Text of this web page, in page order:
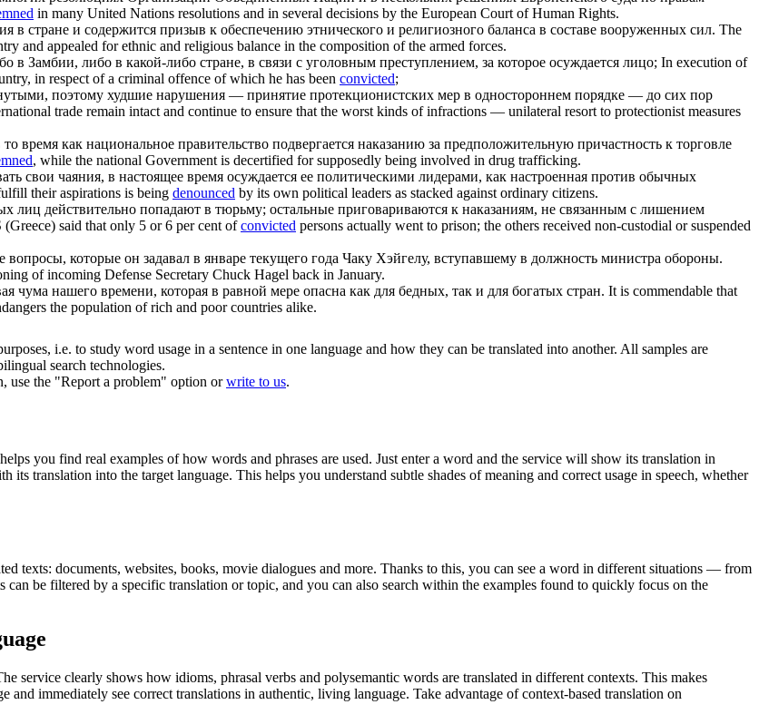
in many United Nations resolutions and in several decisions by the European Court of Human Rights.
в стране и содержится призыв к обеспечению этнического и религиозного баланса в составе вооруженных сил. The
and appealed for ethnic and religious balance in the composition of the armed forces.
в Замбии, либо в какой-либо стране, в связи с уголовным преступлением, за которое осуждается лицо; In execution of
in respect of a criminal offence of which he has been convicted;
поэтому худшие нарушения — принятие протекционистских мер в одностороннем порядке — до сих пор
trade remain intact and continue to ensure that the worst kinds of infractions — unilateral resort to protectionist measures
то время как национальное правительство подвергается наказанию за предположительную причастность к торговле
, while the national Government is decertified for supposedly being involved in drug trafficking.
свои чаяния, в настоящее время осуждается ее политическими лидерами, как настроенная против обычных
their aspirations is being denounced by its own political leaders as stacked against ordinary citizens.
действительно попадают в тюрьму; остальные приговариваются к наказаниям, не связанным с лишением
said that only 5 or 6 per cent ofconvicted persons actually went to prison; the others received non-custodial or suspended
вопросы, которые он задавал в январе текущего года Чаку Хэйгелу, вступавшему в должность министра обороны.
of incoming Defense Secretary Chuck Hagel back in January.
чума нашего времени, которая в равной мере опасна как для бедных, так и для богатых стран. It is commendable that
the population of rich and poor countries alike.
i.e. to study word usage in a sentence in one language and how they can be translated into another. All samples are
search technologies.
use the "Report a problem" option orwrite to us.
you find real examples of how words and phrases are used. Just enter a word and the service will show its translation in
translation into the target language. This helps you understand subtle shades of meaning and correct usage in speech, whether
texts: documents, websites, books, movie dialogues and more. Thanks to this, you can see a word in different situations — from
be filtered by a specific translation or topic, and you can also search within the examples found to quickly focus on the
service clearly shows how idioms, phrasal verbs and polysemantic words are translated in different contexts. This makes
immediately see correct translations in authentic, living language. Take advantage of context-based translation on